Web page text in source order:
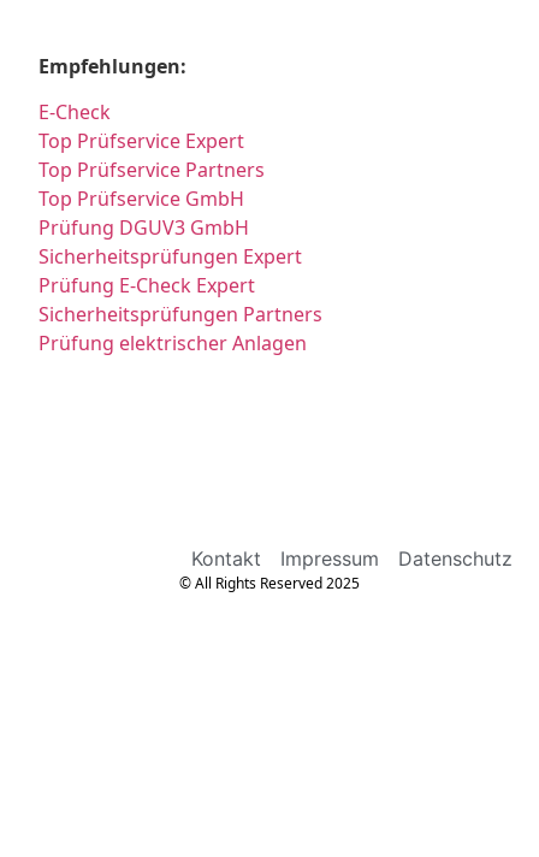
Empfehlungen:
E-Check
Top Prüfservice Expert
Top Prüfservice Partners
Top Prüfservice GmbH
Prüfung DGUV3 GmbH
Sicherheitsprüfungen Expert
Prüfung E-Check Expert
Sicherheitsprüfungen Partners
Prüfung elektrischer Anlagen
Kontakt Impressum Datenschutz
© All Rights Reserved 2025